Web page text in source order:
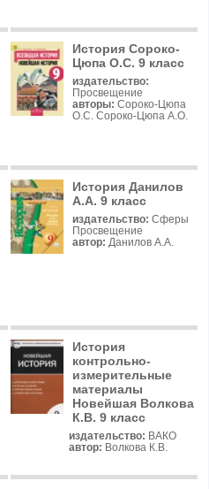
История Сороко-
Цюпа О.С. 9 класс
издательство:
Просвещение
авторы: Сороко-Цюпа
О.С. Сороко-Цюпа А.О.
История Данилов
А.А. 9 класс
издательство: Сферы
Просвещение
автор: Данилов А.А.
История
контрольно-
измерительные
материалы
Новейшая Волкова
К.В. 9 класс
издательство: ВАКО
автор: Волкова К.В.